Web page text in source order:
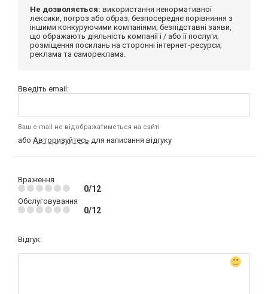
Не дозволяється: використання ненормативної
лексики, погроз або образ; безпосереднє порівняння з
іншими конкуруючими компаніями; безпідставні заяви,
що ображають діяльність компанії і / або її послуги;
розміщення посилань на сторонні інтернет-ресурси;
реклама та самореклама.
Введіть email:
Ваш e-mail не відображатиметься на сайті
або Авторизуйтесь для написання відгуку
Враження
0/12
Обслуговування
0/12
Відгук: